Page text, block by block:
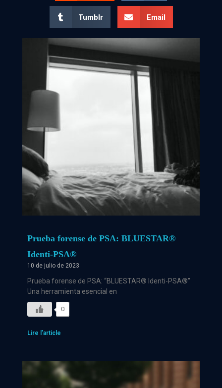
Tumblr Email
Prueba forense de PSA: BLUESTAR®
Identi-PSA®
10 de julio de 2023
Prueba forense de PSA: “BLUESTAR® Identi-PSA®”
Una herramienta esencial en
0
Lire l'article